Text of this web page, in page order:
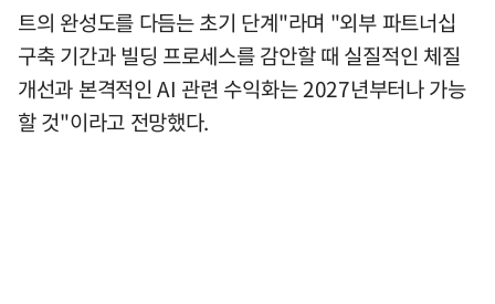
트의 완성도를 다듬는 초기 단계"라며 "외부 파트너십
구축 기간과 빌딩 프로세스를 감안할 때 실질적인 체질
개선과 본격적인 AI 관련 수익화는 2027년부터나 가능
할 것"이라고 전망했다.